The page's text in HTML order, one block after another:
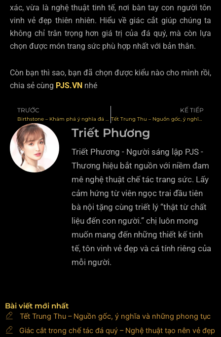
xác, vừa là nghệ thuật tinh tế, nơi bàn tay con người tôn
vinh vẻ đẹp thiên nhiên. Hiểu về giác cắt giúp chúng ta
không chỉ trân trọng hơn giá trị của đá quý, mà còn lựa
chọn được món trang sức phù hợp nhất với bản thân.
Còn bạn thì sao, bạn đã chọn được kiểu nào cho mình rồi,
chia sẻ cùng PJS.VN nhé
Prev
TRƯỚC
Birthstone – Khám phá ý nghĩa đá khai sinh theo tháng sinh
KẾ TIẾP
Tết Trung Thu – Nguồn gốc, ý nghĩa và những phong tục
Triết Phương
Triết Phương - Người sáng lập PJS -
Thương hiệu bắt nguồn với niềm đam
mê nghệ thuật chế tác trang sức. Lấy
cảm hứng từ viên ngọc trai đầu tiên
bà nội tặng cùng triết lý “thật từ chất
liệu đến con người.” chị luôn mong
muốn mang đến những thiết kế tinh
tế, tôn vinh vẻ đẹp và cá tính riêng của
mỗi người.
Bài viết mới nhất
Tết Trung Thu – Nguồn gốc, ý nghĩa và những phong tục
Giác cắt trong chế tác đá quý – Nghệ thuật tạo nên vẻ đẹp